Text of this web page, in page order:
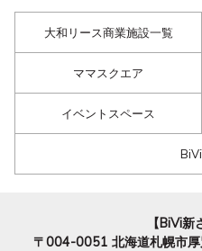
大和リース商業施設一覧
ママスクエア
イベントスペース
【BiVi新
〒004-0051 北海道札幌市